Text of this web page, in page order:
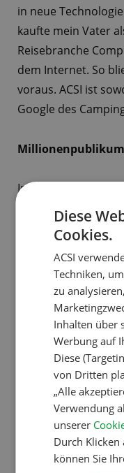
in neue
kaufte mein Vater
Reisebranche
dem Internet. So
voraus. ACSI ist
Google des
Millionenpublikum
Im Sommer 1964
Ed auf einem
man einen
Information über
Der Lehrer
sechs Wochen
um gemeinsam
Jahr später
mit 25
Spanien. Im Jahr
Inspektoren
Europa,
in 14 Sprachen,
Auflage von
Diese
Cookies.
ACSI
Techniken,
zu
Inhalten über
Werbung auf
Diese
von Dritten
„Alle
Verwendung
unserer
Durch Klicken
können Sie